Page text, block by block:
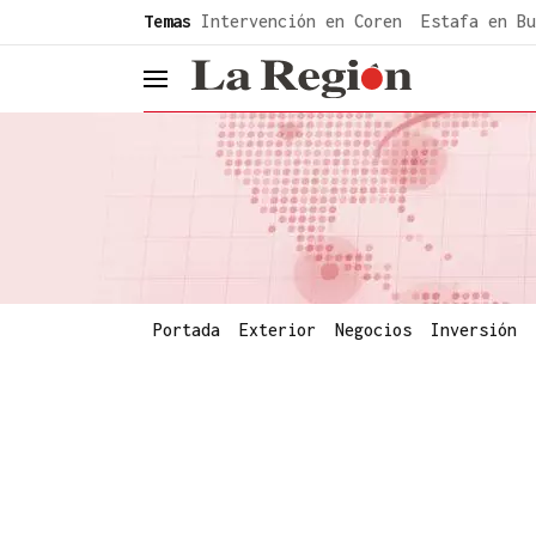
Temas Intervención en Coren Estafa en
header.menu.open
Portada Exterior Negocios Inversión